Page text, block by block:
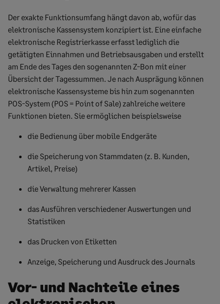
Der exakte Funktionsumfang hängt davon ab, wofür das
elektronische Kassensystem konzipiert ist. Eine einfache
elektronische Registrierkasse erfasst lediglich die
getätigten Einnahmen und Betriebsausgaben und erstellt
am Ende des Tages den sogenannten Z-Bon mit einer
Übersicht der Tagessummen. Je nach Ausprägung können
elektronische Kassensysteme bis hin zum sogenannten
POS-System (POS = Point of Sale) zahlreiche weitere
Funktionen bieten. Sie ermöglichen beispielsweise
die Bedienung über mobile Endgeräte
die Speicherung von Stammdaten (z. B. Kunden,
Artikel, Preise)
die Verwaltung mehrerer Kassen
das Ausführen verschiedener Auswertungen und
Statistiken
das Drucken von Etiketten
Anzeige, Speicherung und Ausdruck des Journals
Vor- und Nachteile eines